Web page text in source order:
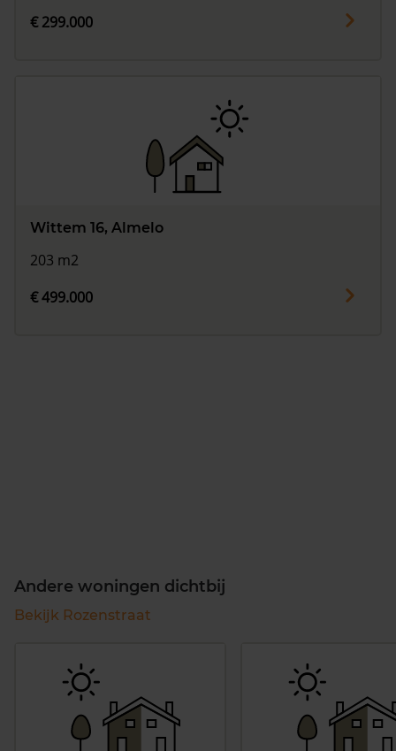
€ 299.000
Wittem 16, Almelo
203 m2
€ 499.000
Andere woningen dichtbij
Bekijk Rozenstraat